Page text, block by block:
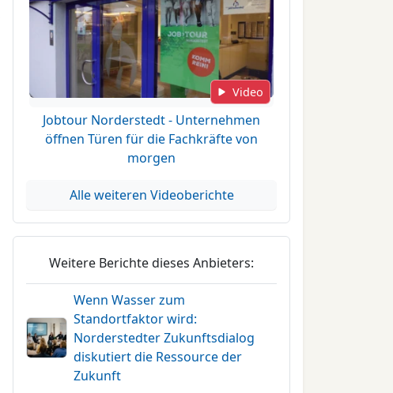
Video
Jobtour Norderstedt - Unternehmen
öffnen Türen für die Fachkräfte von
morgen
Alle weiteren Videoberichte
Weitere Berichte dieses Anbieters:
Wenn Wasser zum
Standortfaktor wird:
Norderstedter Zukunftsdialog
diskutiert die Ressource der
Zukunft